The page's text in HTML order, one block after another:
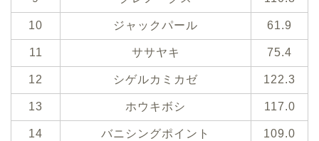
10 ジャックパール 61.9
11 ササヤキ 75.4
12 シゲルカミカゼ 122.3
13 ホウキボシ 117.0
14 バニシングポイント 109.0